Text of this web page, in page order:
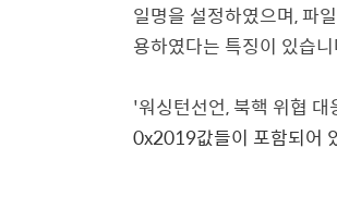
일명을 설정하였으며, 파
용하였다는 특징이 있습
'워싱턴선언, 북핵 위협
0x2019값들이 포함되어